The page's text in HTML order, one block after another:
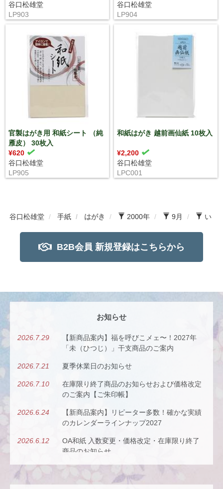
谷口松雄堂
LP903
谷口松雄堂
LP904
官製はがき用 和紙シート （純
雁皮） 30枚入
¥620
谷口松雄堂
LP905
和紙はがき 越前画仙紙 10枚入
¥2,200
谷口松雄堂
LPC001
谷口松雄堂 手紙 はがき 2000年 9月 い
B2B会員 新規登録はこちらから
お知らせ
2026.7.29
【新商品案内】福を呼びこメェ〜！2027年
「未（ひつじ）」干支商品のご案内
2026.7.21 夏季休業日のお知らせ
2026.7.10
在庫限り終了商品のお知らせおよび価格改定
のご案内【ご朱印帳】
2026.6.24
【新商品案内】リピーター多数！確かな実績
のカレンダーラインナップ2027
2026.6.12
OA和紙 入数変更・価格改定・在庫限り終了
商品のお知らせ
2026.5.26
にのせて。